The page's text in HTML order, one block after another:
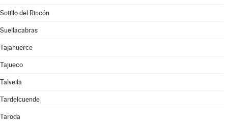
Sotillo del Rincón
Suellacabras
Tajahuerce
Tajueco
Talveila
Tardelcuende
Taroda